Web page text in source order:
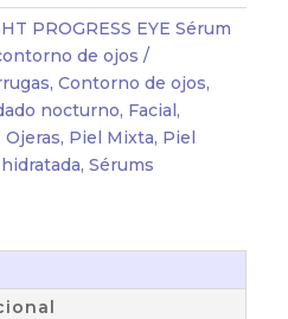
PROGRESS EYE Sérum
de ojos
, Contorno de ojos,
nocturno, Facial,
Ojeras, Piel Mixta, Piel
, Sérums